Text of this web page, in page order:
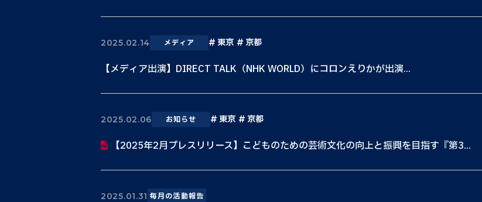
2025.02.14 メディア 東京 京都
【メディア出演】DIRECT TALK（NHK WORLD）にコロンえりかが出演...
2025.02.06 お知らせ 東京 京都
【2025年2月プレスリリース】こどものための芸術文化の向上と振興を目指す『第3...
2025.01.31 毎月の活動報告